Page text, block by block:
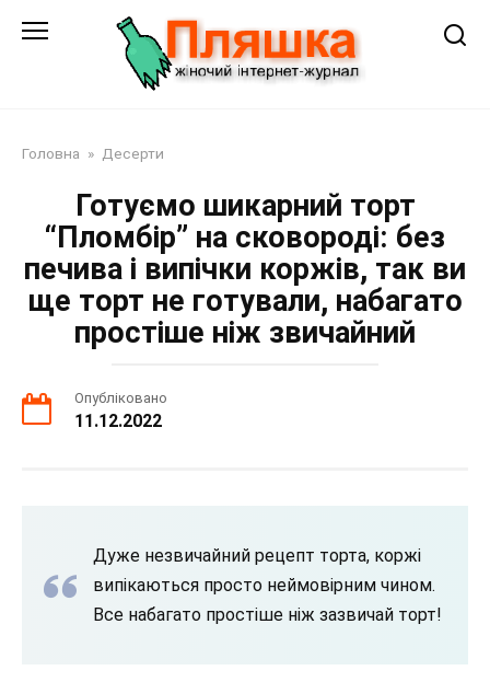
Головна » Десерти
Готуємо шикарний торт
“Пломбір” на сковороді: без
печива і випічки коржів, так ви
ще торт не готували, набагато
простіше ніж звичайний
Опубліковано
11.12.2022
Дуже незвичайний рецепт торта, коржі
випікаються просто неймовірним чином.
Все набагато простіше ніж зазвичай торт!